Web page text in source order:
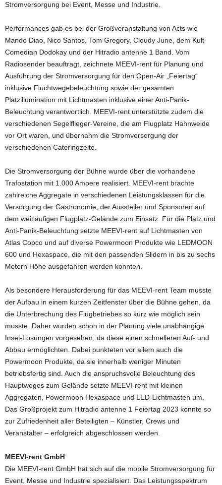
Stromversorgung bei Event, Messe und Industrie.
Performances gab es bei der Großveranstaltung von Acts wie
Mando Diao, Nico Santos, Tom Gregory, Cloudy June, dem Kult-
Comedian Dodokay und der Hitradio antenne 1 Band. Vom
Radiosender beauftragt, zeichnete MEEVI-rent für Planung und
Ausführung der Stromversorgung für den Open-Air „Feiertag“
inklusive Fluchtwegebeleuchtung sowie der gesamten
Platzillumination mit Lichtmasten inklusive einer Anti-Panik-
Beleuchtung verantwortlich. MEEVI-rent unterstützte zudem die
verschiedenen Segelflieger-Vereine, die am Flugplatz Hahnweide
vor Ort waren, und übernahm die Stromversorgung der
verschiedenen Cateringzelte.
Die Stromversorgung der Bühne wurde über die vorhandene
Trafostation mit 1.000 Ampere realisiert. MEEVI-rent brachte
zahlreiche Aggregate in verschiedenen Leistungsklassen für die
Versorgung der Gastronomie, der Aussteller und Sponsoren auf
dem weitläufigen Flugplatz-Gelände zum Einsatz. Für die Platz und
Anti-Panik-Beleuchtung setzte MEEVI-rent auf Lichtmasten von
Atlas Copco und auf diverse Powermoon Produkte wie LEDMOON
600 und Hexaspace, die mit den passenden Slidern in bis zu sechs
Metern Höhe ausgefahren werden konnten.
Als besondere Herausforderung für das MEEVI-rent Team musste
der Aufbau in einem kurzen Zeitfenster über die Bühne gehen, da
die Unterbrechung des Flugbetriebes so kurz wie möglich sein
musste. Daher wurden schon in der Planung viele unabhängige
Insel-Lösungen vorgesehen, da diese einen schnelleren Auf- und
Abbau ermöglichten. Dabei punkteten vor allem auch die
Powermoon Produkte, da sie innerhalb weniger Minuten
betriebsfertig sind. Auch die anspruchsvolle Beleuchtung des
Hauptweges zum Gelände setzte MEEVI-rent mit kleinen
Aggregaten, Powermoon Hexaspace und LED-Lichtmasten um.
Das Großprojekt zum Hitradio antenne 1 Feiertag 2023 konnte so
zur Zufriedenheit aller Beteiligten – Künstler, Crews und
Veranstalter – erfolgreich abgeschlossen werden.
MEEVI-rent GmbH
Die MEEVI-rent GmbH hat sich auf die mobile Stromversorgung für
Event, Messe und Industrie spezialisiert. Das Leistungsspektrum